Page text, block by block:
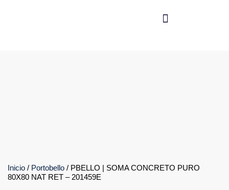
Inicio / Portobello / PBELLO | SOMA CONCRETO PURO
80X80 NAT RET – 201459E